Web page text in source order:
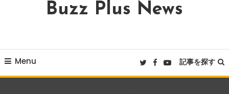
Buzz Plus News
Menu 記事を探す